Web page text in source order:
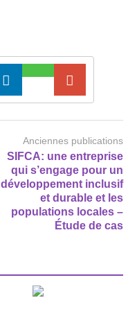
Anciennes publications
SIFCA: une entreprise
qui s’engage pour un
développement inclusif
et durable et les
populations locales –
Étude de cas